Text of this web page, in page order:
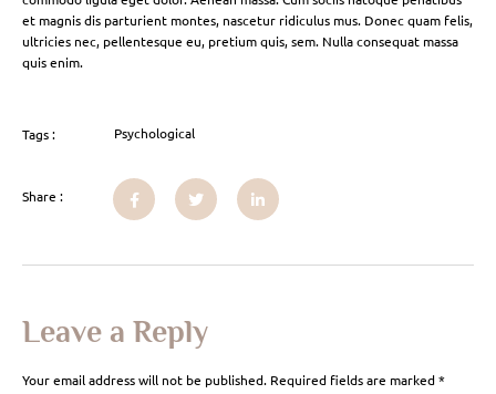
et magnis dis parturient montes, nascetur ridiculus mus. Donec quam felis,
ultricies nec, pellentesque eu, pretium quis, sem. Nulla consequat massa
quis enim.
Tags : Psychological
Share :
Leave a Reply
Your email address will not be published. Required fields are marked*